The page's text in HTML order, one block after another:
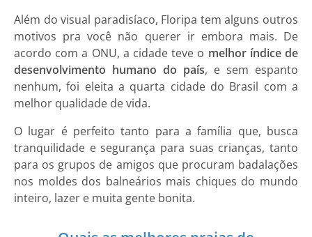
Além do visual paradisíaco, Floripa tem alguns outros
motivos pra você não querer ir embora mais. De
acordo com a ONU, a cidade teve o melhor índice de
desenvolvimento humano do país, e sem espanto
nenhum, foi eleita a quarta cidade do Brasil com a
melhor qualidade de vida.
O lugar é perfeito tanto para a família que, busca
tranquilidade e segurança para suas crianças, tanto
para os grupos de amigos que procuram badalações
nos moldes dos balneários mais chiques do mundo
inteiro, lazer e muita gente bonita.